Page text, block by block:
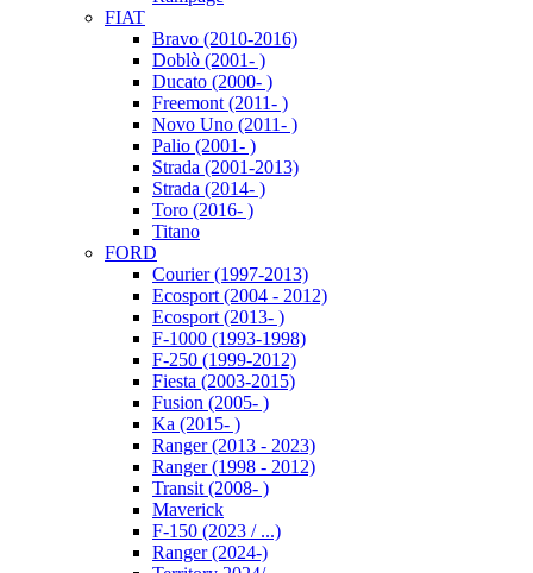
FIAT
Bravo (2010-2016)
Doblò (2001- )
Ducato (2000- )
Freemont (2011- )
Novo Uno (2011- )
Palio (2001- )
Strada (2001-2013)
Strada (2014- )
Toro (2016- )
Titano
FORD
Courier (1997-2013)
Ecosport (2004 - 2012)
Ecosport (2013- )
F-1000 (1993-1998)
F-250 (1999-2012)
Fiesta (2003-2015)
Fusion (2005- )
Ka (2015- )
Ranger (2013 - 2023)
Ranger (1998 - 2012)
Transit (2008- )
Maverick
F-150 (2023 / ...)
Ranger (2024-)